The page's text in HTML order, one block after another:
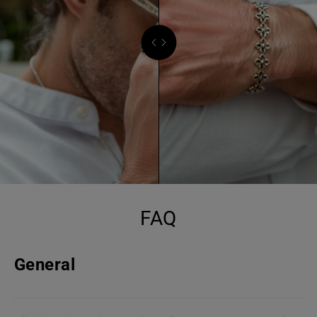
FAQ
General